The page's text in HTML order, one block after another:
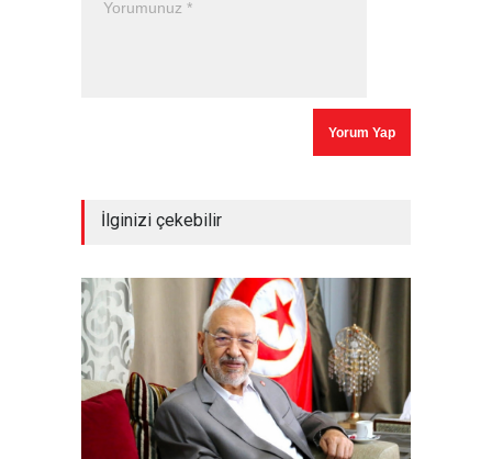
İlginizi çekebilir